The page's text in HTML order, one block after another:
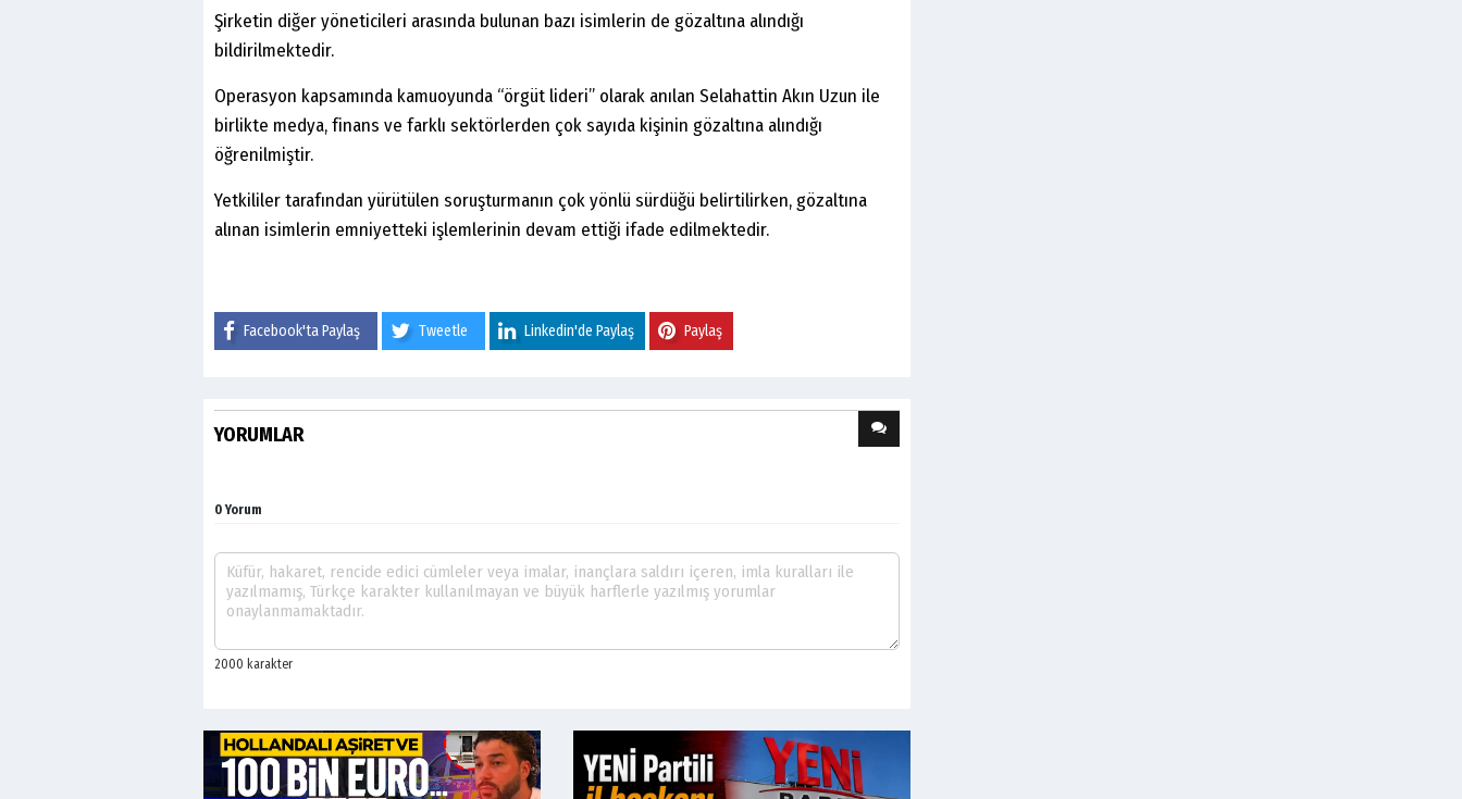
Şirketin diğer yöneticileri arasında bulunan bazı isimlerin de gözaltına alındığı
bildirilmektedir.
Operasyon kapsamında kamuoyunda “örgüt lideri” olarak anılan Selahattin Akın Uzun ile
birlikte medya, finans ve farklı sektörlerden çok sayıda kişinin gözaltına alındığı
öğrenilmiştir.
Yetkililer tarafından yürütülen soruşturmanın çok yönlü sürdüğü belirtilirken, gözaltına
alınan isimlerin emniyetteki işlemlerinin devam ettiği ifade edilmektedir.
Facebook'ta Paylaş Tweetle Linkedin'de Paylaş Paylaş
YORUMLAR
0 Yorum